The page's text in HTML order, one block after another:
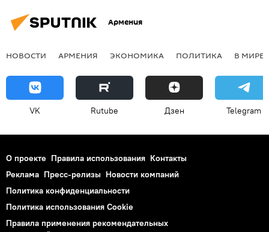
Армения
НОВОСТИ АРМЕНИЯ ЭКОНОМИКА ПОЛИТИКА В МИРЕ
VK Rutube Дзен Telegram
О проекте Правила использования Контакты
Реклама Пресс-релизы Новости компаний
Политика конфиденциальности
Политика использования Cookie
Правила применения рекомендательных